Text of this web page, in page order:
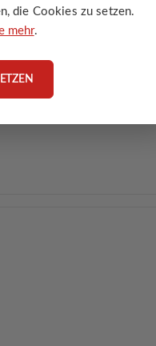
die Cookies zu setzen.
mehr.
Ø150